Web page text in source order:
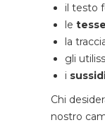
il testo
le
la
gli
i
Chi
nostro